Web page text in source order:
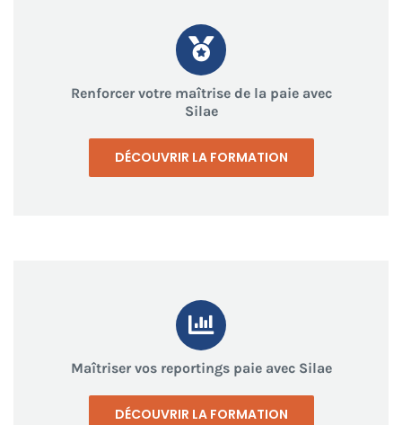
Renforcer votre maîtrise de la paie avec
Silae
DÉCOUVRIR LA FORMATION
Maîtriser vos reportings paie avec Silae
DÉCOUVRIR LA FORMATION